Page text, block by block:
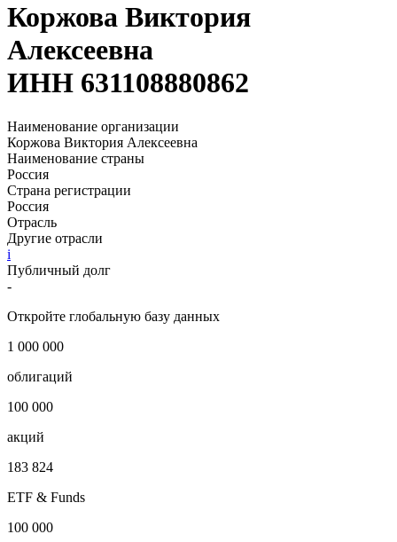
Коржова Виктория
Алексеевна
ИНН 631108880862
Наименование организации
Коржова Виктория Алексеевна
Наименование страны
Россия
Страна регистрации
Россия
Отрасль
Другие отрасли
i
Публичный долг
-
Откройте глобальную базу данных
1 000 000
облигаций
100 000
акций
183 824
ETF & Funds
100 000